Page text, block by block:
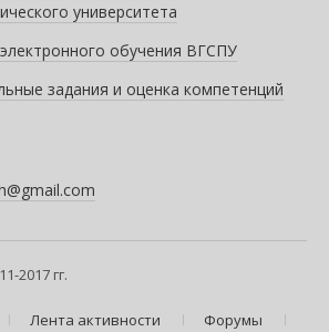
университета
обучения ВГСПУ
задания и оценка компетенций
2017 гг.
Лента активности Форумы